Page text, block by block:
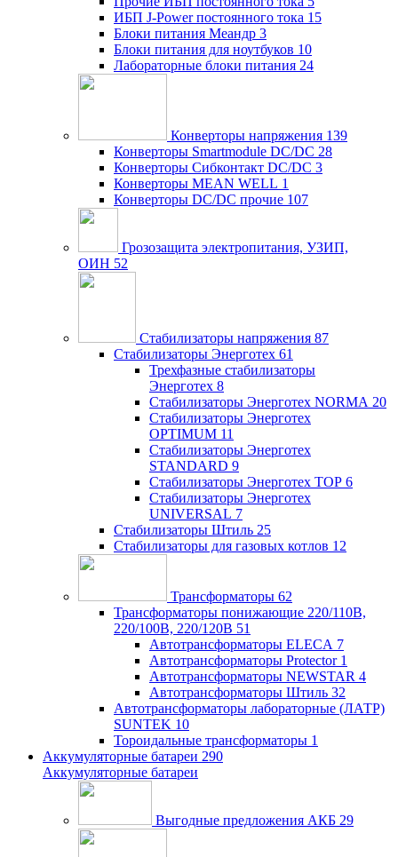
ИБП J-Power постоянного тока 15
Блоки питания Меандр 3
Блоки питания для ноутбуков 10
Лабораторные блоки питания 24
Конверторы напряжения 139
Конверторы Smartmodule DC/DC 28
Конверторы Сибконтакт DC/DC 3
Конверторы MEAN WELL 1
Конверторы DC/DC прочие 107
Грозозащита электропитания, УЗИП,
ОИН 52
Стабилизаторы напряжения 87
Стабилизаторы Энерготех 61
Трехфазные стабилизаторы
Энерготех 8
Стабилизаторы Энерготех NORMA 20
Стабилизаторы Энерготех
OPTIMUM 11
Стабилизаторы Энерготех
STANDARD 9
Стабилизаторы Энерготех TOP 6
Стабилизаторы Энерготех
UNIVERSAL 7
Стабилизаторы Штиль 25
Стабилизаторы для газовых котлов 12
Трансформаторы 62
Трансформаторы понижающие 220/110В,
220/100В, 220/120В 51
Автотрансформаторы ELECA 7
Автотрансформаторы Protector 1
Автотрансформаторы NEWSTAR 4
Автотрансформаторы Штиль 32
Автотрансформаторы лабораторные (ЛАТР)
SUNTEK 10
Тороидальные трансформаторы 1
Аккумуляторные батареи 290
Аккумуляторные батареи
Выгодные предложения АКБ 29